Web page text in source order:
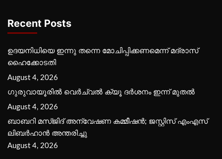
Recent Posts
ഉദയനിധിയെ ഇന്നു തന്നെ മോചിപ്പിക്കണമെന്ന് മദ്രാസ്
ഹൈക്കോടതി
August 4, 2026
ഗുരുവായൂരില്‍ വെര്‍ച്വല്‍ ക്യൂ ദര്‍ശനം ഇന്ന് മുതല്‍
August 4, 2026
ബാബറി മസ്ജിദ് അന്വേഷണ കമ്മീഷന്‍; ജസ്റ്റിസ് എംഎസ്
ലിബര്‍ഹാന്‍ അന്തരിച്ചു
August 4, 2026